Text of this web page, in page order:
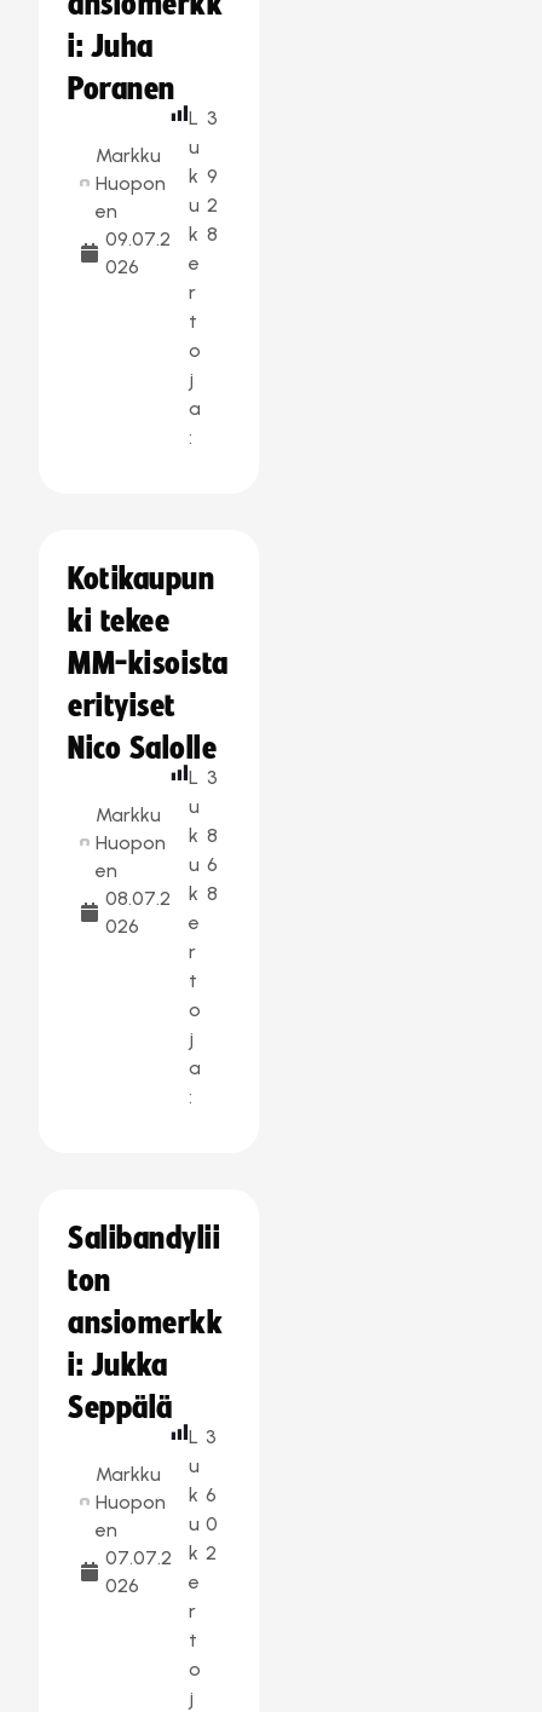
i: Juha
Poranen
Markku
Huopon
en
09.07.2
026
L
u
k
u
k
e
r
t
o
j
a
:
3
9
2
8
Kotikaupun
ki tekee
MM-kisoista
erityiset
Nico Salolle
Markku
Huopon
en
08.07.2
026
L
u
k
u
k
e
r
t
o
j
a
:
3
8
6
8
Salibandylii
ton
ansiomerkk
i: Jukka
Seppälä
Markku
Huopon
en
07.07.2
026
L
u
k
u
k
e
r
t
o
j
3
6
0
2